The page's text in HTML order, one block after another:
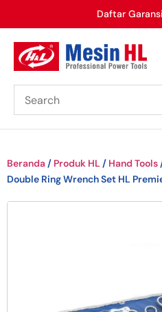
Daftar Garansi
Beranda / Produk HL / Hand Tools
Double Ring Wrench Set HL